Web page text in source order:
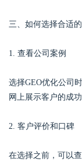
三、如何选择合适
1. 查看公司案例
选择GEO优化公司
网上展示客户的成
2. 客户评价和口碑
在选择之前，可以